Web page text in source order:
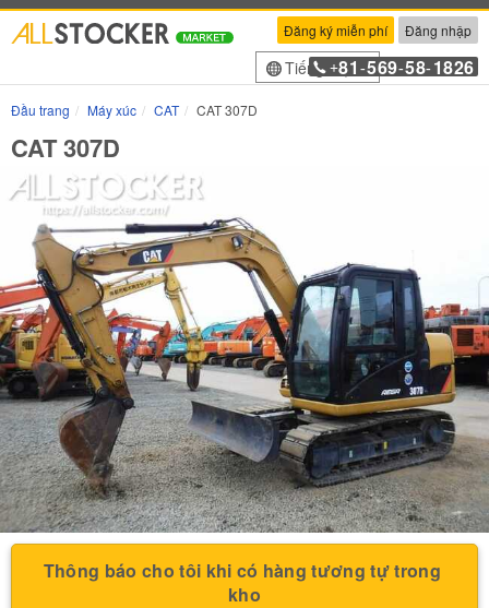
Đăng ký miễn phí Đăng nhập
Tiếng Việt
+81 -569-58-1826
Đầu trang Máy xúc CAT CAT 307D
CAT 307D
Thông báo cho tôi khi có hàng tương tự trong
kho